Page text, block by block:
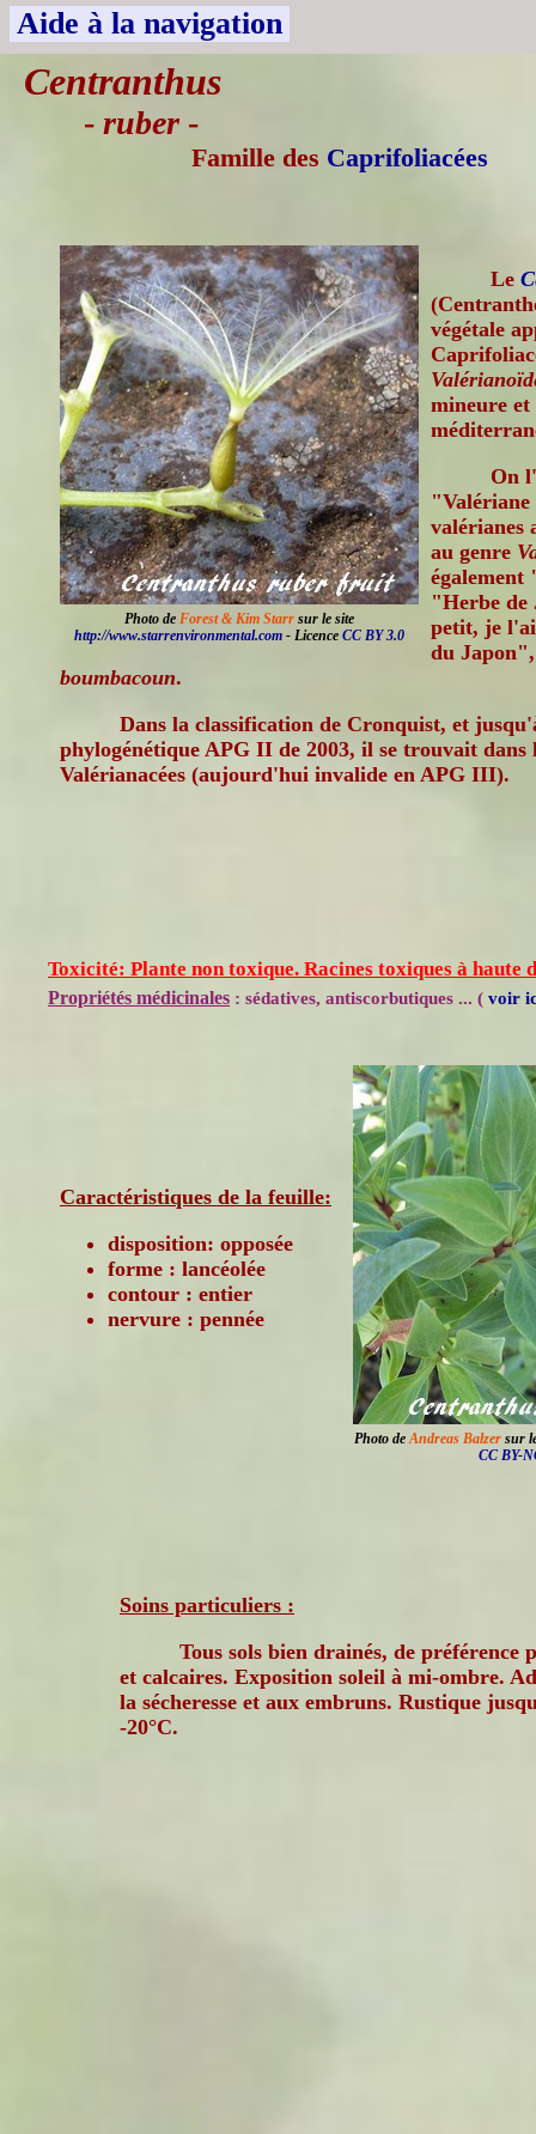
Aide à la navigation
Centranthus
- ruber -
Famille des Caprifoliacées
Photo de Forest & Kim Starr sur le site
http://www.starrenvironmental.com - Licence CC BY 3.0
Le
végétale
mineure
On
valérianes
au genre
"Herbe
petit, je
du
boumbacoun.
Dans la classification de Cronquist, et
phylogénétique APG II de 2003, il se trouvait dans
Valérianacées (aujourd'hui invalide en APG III).
Toxicité: Plante non toxique. Racines toxiques à haute
Propriétés médicinales : sédatives, antiscorbutiques ... ( voir
Photo deAndreas Balzer sur
CC BY-
Caractéristiques de la feuille:
disposition: opposée
forme : lancéolée
contour : entier
nervure : pennée
Soins particuliers :
Tous sols bien drainés, de préférence
et calcaires. Exposition soleil à mi-ombre.
la sécheresse et aux embruns. Rustique
-20°C.